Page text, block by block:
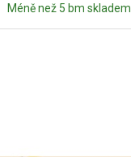
Méně než 5 bm skladem